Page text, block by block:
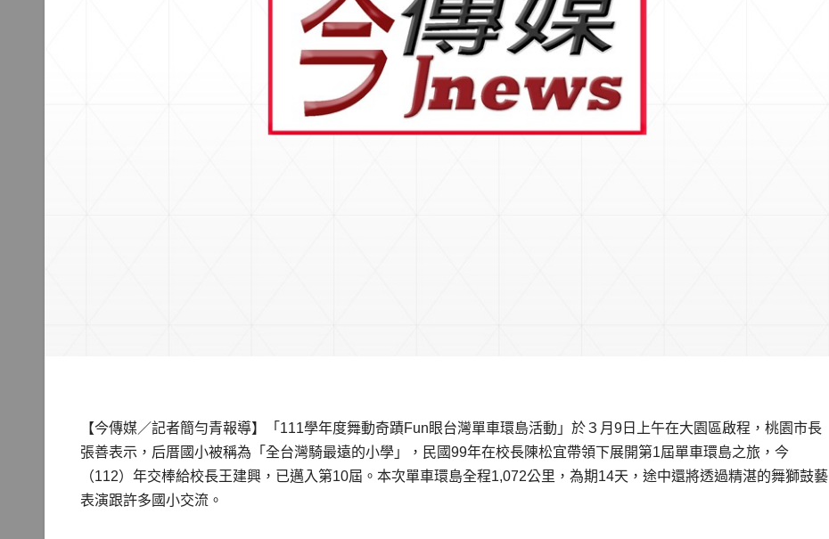
【今傳媒／記者簡勻青報導】「111學年度舞動奇蹟Fun眼台灣單車環島活動」於３月9日上午在大園區啟程，桃園市長
張善表示，后厝國小被稱為「全台灣騎最遠的小學」，民國99年在校長陳松宜帶領下展開第1屆單車環島之旅，今
（112）年交棒給校長王建興，已邁入第10屆。本次單車環島全程1,072公里，為期14天，途中還將透過精湛的舞獅鼓藝
表演跟許多國小交流。